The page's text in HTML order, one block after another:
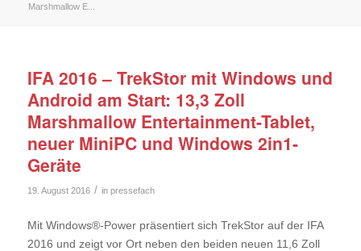
Marshmallow E...
IFA 2016 – TrekStor mit Windows und
Android am Start: 13,3 Zoll
Marshmallow Entertainment-Tablet,
neuer MiniPC und Windows 2in1-
Geräte
19. August 2016 / in pressefach
Mit Windows®-Power präsentiert sich TrekStor auf der IFA
2016 und zeigt vor Ort neben den beiden neuen 11,6 Zoll